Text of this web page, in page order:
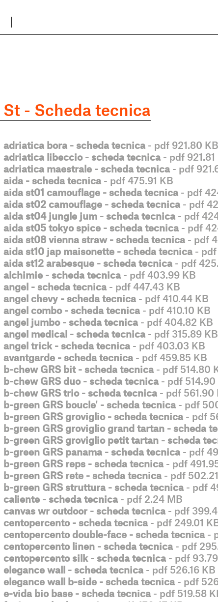
St - Scheda tecnica
adriatica bora - scheda tecnica - pdf 921.80 KB
adriatica libeccio - scheda tecnica - pdf 921.81
adriatica maestrale - scheda tecnica - pdf
aida - scheda tecnica - pdf 475.91 KB
aida st01 camouflage - scheda tecnica - pdf
aida st02 camouflage - scheda tecnica - pdf
aida st04 jungle jum - scheda tecnica - pdf
aida st05 tokyo spice - scheda tecnica - pdf
aida st08 vienna straw - scheda tecnica - pdf
aida st10 jap maisonette - scheda tecnica - pdf
aida st12 arabesque - scheda tecnica - pdf
alchimie - scheda tecnica - pdf 403.99 KB
angel - scheda tecnica - pdf 447.43 KB
angel chevy - scheda tecnica - pdf 410.44 KB
angel combo - scheda tecnica - pdf 410.10 KB
angel jumbo - scheda tecnica - pdf 404.82 KB
angel medical - scheda tecnica - pdf 315.89 KB
angel trick - scheda tecnica - pdf 403.03 KB
avantgarde - scheda tecnica - pdf 459.85 KB
b-chew GRS bit - scheda tecnica - pdf 514.80
b-chew GRS duo - scheda tecnica - pdf 514.90
b-chew GRS trio - scheda tecnica - pdf 561.90
b-green GRS boucle' - scheda tecnica - pdf
b-green GRS groviglio - scheda tecnica - pdf
b-green GRS groviglio grand tartan - scheda
b-green GRS groviglio petit tartan - scheda
b-green GRS panama - scheda tecnica - pdf
b-green GRS reps - scheda tecnica - pdf
b-green GRS rete - scheda tecnica - pdf
b-green GRS struttura - scheda tecnica - pdf
caliente - scheda tecnica - pdf 2.24 MB
canvas wr outdoor - scheda tecnica - pdf
centopercento - scheda tecnica - pdf 249.01
centopercento double-face - scheda tecnica -
centopercento linen - scheda tecnica - pdf
centopercento silk - scheda tecnica - pdf
elegance wall - scheda tecnica - pdf 526.16 KB
elegance wall b-side - scheda tecnica - pdf
e-vida bio base - scheda tecnica - pdf 519.58